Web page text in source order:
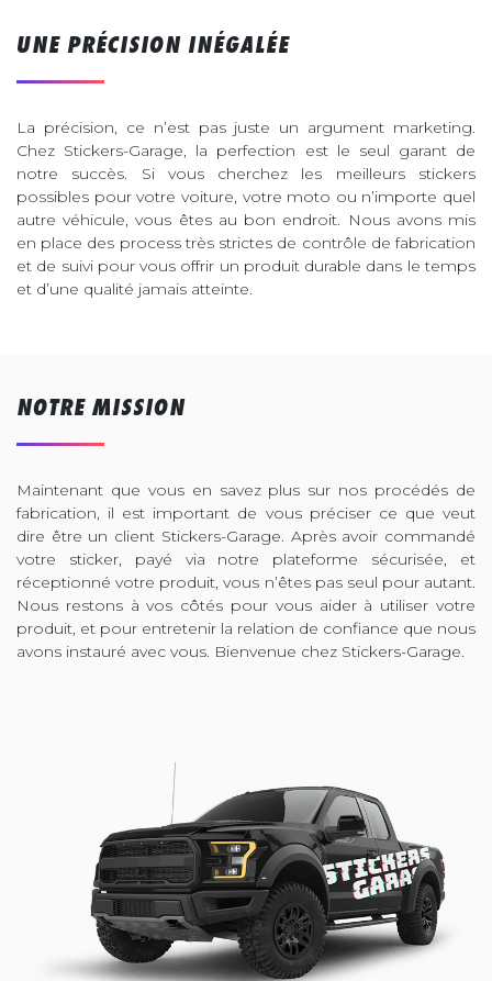
UNE PRÉCISION INÉGALÉE
La précision, ce n’est pas juste un argument marketing.
Chez Stickers-Garage, la perfection est le seul garant de
notre succès. Si vous cherchez les meilleurs stickers
possibles pour votre voiture, votre moto ou n’importe quel
autre véhicule, vous êtes au bon endroit. Nous avons mis
en place des process très strictes de contrôle de fabrication
et de suivi pour vous offrir un produit durable dans le temps
et d’une qualité jamais atteinte.
NOTRE MISSION
Maintenant que vous en savez plus sur nos procédés de
fabrication, il est important de vous préciser ce que veut
dire être un client Stickers-Garage. Après avoir commandé
votre sticker, payé via notre plateforme sécurisée, et
réceptionné votre produit, vous n’êtes pas seul pour autant.
Nous restons à vos côtés pour vous aider à utiliser votre
produit, et pour entretenir la relation de confiance que nous
avons instauré avec vous. Bienvenue chez Stickers-Garage.